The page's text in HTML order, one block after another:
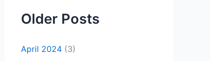
Older Posts
April 2024 (3)